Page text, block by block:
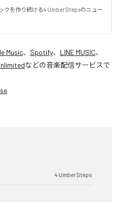
クを作り続ける4 Umber Stepsのニュー
Music、 Spotify、 LINE MUSIC、
などの音楽配信サービスで
4 Umber Steps